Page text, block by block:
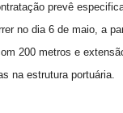
prevê
no dia 6 de maio, a
200 metros e
na estrutura portuária.